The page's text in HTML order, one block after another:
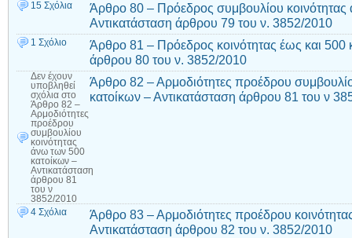
15 Σχόλια
Άρθρο 80 – Πρόεδρος συμβουλίου
Αντικατάσταση άρθρου 79 του ν. 3852/2010
1 Σχόλιο
Άρθρο 81 – Πρόεδρος κοινότητας έως και 500
άρθρου 80 του ν. 3852/2010
Δεν έχουν
υποβληθεί
σχόλια στο
Άρθρο 82 –
Αρμοδιότητες
προέδρου
συμβουλίου
κοινότητας
άνω των 500
κατοίκων –
Αντικατάσταση
άρθρου 81
του ν
3852/2010
Άρθρο 82 – Αρμοδιότητες προέδρου
κατοίκων – Αντικατάσταση άρθρου 81 του ν
4 Σχόλια
Άρθρο 83 – Αρμοδιότητες προέδρου
Αντικατάσταση άρθρου 82 του ν. 3852/2010